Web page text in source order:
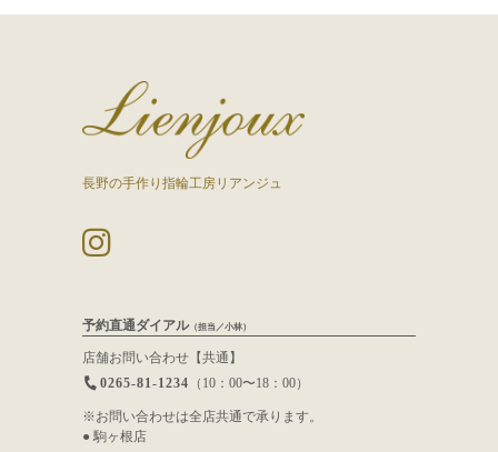
長野の手作り指輪工房リアンジュ
予約直通ダイアル（担当／小林）
店舗お問い合わせ【共通】
0265-81-1234 （10：00〜18：00）
※お問い合わせは全店共通で承ります。
● 駒ヶ根店